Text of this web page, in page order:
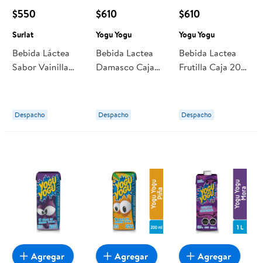
$550
Surlat
Bebida Láctea
Sabor Vainilla
Despacho
$610
Yogu Yogu
Bebida Lactea
Damasco Caja
Despacho
$610
Yogu Yogu
Bebida Lactea
Frutilla Caja 200
Despacho
Agregar Agregar Agregar